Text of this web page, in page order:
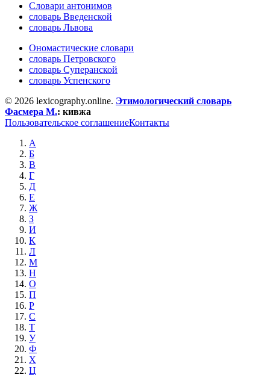
Словари антонимов
словарь Введенской
словарь Львова
Ономастические словари
словарь Петровского
словарь Суперанской
словарь Успенского
© 2026 lexicography.online. Этимологический словарь
Фасмера М.: кивжа
Пользовательское соглашениеКонтакты
А
Б
В
Г
Д
Е
Ж
З
И
К
Л
М
Н
О
П
Р
С
Т
У
Ф
Х
Ц